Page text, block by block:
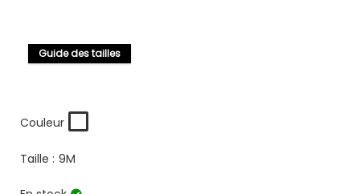
Guide des tailles
Couleur
Taille : 9M